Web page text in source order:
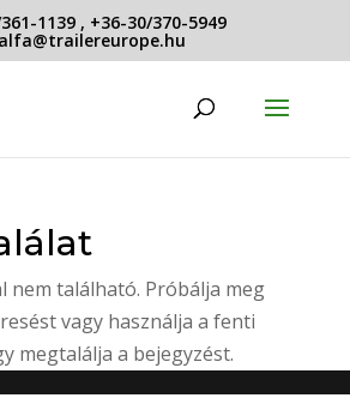
1139 , +36-30/370-5949
alfa@trailereurope.hu
nem található. Próbálja meg
vagy használja a fenti
megtalálja a bejegyzést.